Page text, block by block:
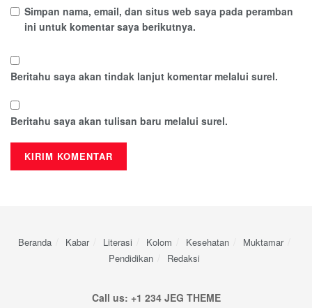
Simpan nama, email, dan situs web saya pada peramban
ini untuk komentar saya berikutnya.
Beritahu saya akan tindak lanjut komentar melalui surel.
Beritahu saya akan tulisan baru melalui surel.
Beranda Kabar Literasi Kolom Kesehatan
Muktamar
Pendidikan
Redaksi
Call us: +1 234 JEG THEME